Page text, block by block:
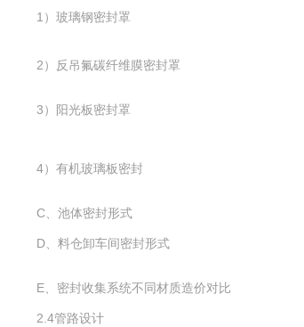
1）玻璃钢密封罩
2）反吊氟碳纤维膜密封罩
3）阳光板密封罩
4）有机玻璃板密封
C、池体密封形式
D、料仓卸车间密封形式
E、密封收集系统不同材质造价对比
2.4管路设计